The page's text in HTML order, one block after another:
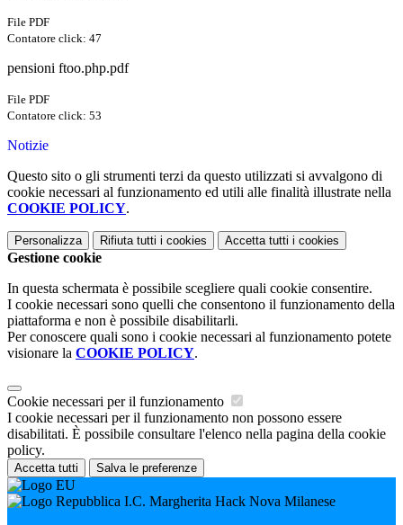
File PDF
Contatore click: 47
pensioni ftoo.php.pdf
File PDF
Contatore click: 53
Notizie
Questo sito o gli strumenti terzi da questo utilizzati si avvalgono di
cookie necessari al funzionamento ed utili alle finalità illustrate nella
COOKIE POLICY.
Personalizza Rifiuta tutti i cookies Accetta tutti i cookies
Gestione cookie
In questa schermata è possibile scegliere quali cookie consentire.
I cookie necessari sono quelli che consentono il funzionamento della
piattaforma e non è possibile disabilitarli.
Per conoscere quali sono i cookie necessari al funzionamento potete
visionare la COOKIE POLICY.
Cookie necessari per il funzionamento
I cookie necessari per il funzionamento non possono essere
disabilitati. È possibile consultare l'elenco nella pagina della cookie
policy.
Accetta tutti Salva le preferenze
I.C. Margherita Hack Nova Milanese